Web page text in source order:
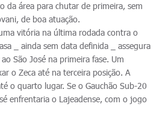
da área para chutar de primeira, sem
de boa atuação.
vitória na última rodada contra o
_ ainda sem data definida _ assegura
São José na primeira fase. Um
o Zeca até na terceira posição. A
o quarto lugar. Se o Gauchão Sub-20
enfrentaria o Lajeadense, com o jogo